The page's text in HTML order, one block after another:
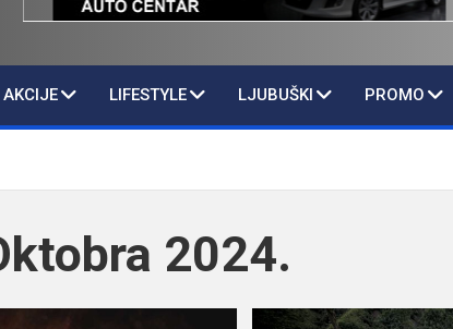
LIFESTYLE LJUBUŠKI PROMO
2024.